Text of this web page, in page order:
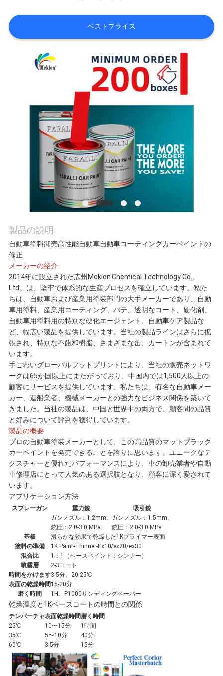
わ
せ
ニ
ュ
ー
ス
見
積
依
頼
SITEMAP
ラ
バ
シ
ー
ベストプライス
製品の説明
自動車塗料卸売高性能自動車自動車コーティングカーペイントの
修正
メーカーの紹介
2014年に設立された広州Meklon Chemical Technology Co.、
Ltd。は、堅牢で体系的な生産プロセスを確立しています。私た
ちは、自動車および産業用塗装部門の大手メーカーであり、自動
車用塗料、産業用コーティング、パテ、透明なコート、硬化剤、
自動車用塗料用の特別な硬化エージェント、自動車ケア製品な
ど、幅広い製品を提供しています。当社の製品ラインはさらに拡
張され、特別な不飽和樹脂、さまざまな缶、カートンが含まれて
います。
手ごわいグローバルフットプリントにより、当社の販売ネットワ
ークは65か国以上にまたがっており、中国内では1,500人以上の
顧客にサービスを提供しています。私たちは、有名な自動車メー
カー、造船業者、機械メーカーとの強力なビジネス関係を築いて
きました。当社の製品は、中国と世界中の両方で、顧客間の品質
と好みについて評判を獲得しています。
製品の概要
プロの自動車塗装メーカーとして、この高品質のマットブラック
カーペイントを発売できることを誇りに思います。ユニークなテ
クスチャーと優れたパフォーマンスにより、車の卸売業者や自動
車修理店にとって人気のある選択肢となり、顧客に深く愛されて
います。
アプリケーション方法
スプレーガン 重力銃
吸引銃
ガンノズル：1.2mm、
銃圧：2.0-3.0 MPa
ガンノズル：1.5mm、
銃圧：2.0-3.0 MPa
基板
滑らかな効果で乾燥した1Kプライマー表面
塗料の準備
1K Paint-Thinner-Ex10/ex20/ex30
混合比
1：1（ベースペイント：シンナー）
噴霧層
2-3コート
時間をかけます3-5分、20-25℃
表面の乾燥時間15-20分
磨く時間
1H、P1000サンディングペーパー
乾燥温度と1Kベースコートの時間との関係
テンパーチャ表面乾燥時間磨く時間
25℃
10〜15分
1時間
35℃
5〜10分
40分
60℃
3-5分 15分